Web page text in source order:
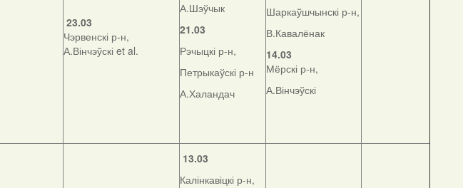
23.03
Чэрвенскі р-н,
А.Вінчэўскі et al.
А.Шэўчык
21.03
Рэчыцкі р-н,
Петрыкаўскі р-н
А.Халандач
Шаркаўшчынскі р-н,
В.Кавалёнак
14.03
Мёрскі р-н,
А.Вінчэўскі
13.03
Калінкавіцкі р-н,